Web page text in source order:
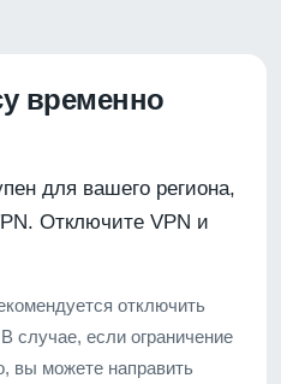
временно
для вашего региона,
Отключите VPN и
отключить
случае, если ограничение
вы можете направить